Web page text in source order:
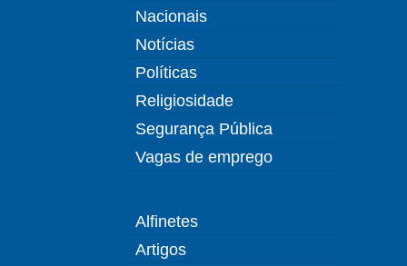
Nacionais
Notícias
Políticas
Religiosidade
Segurança Pública
Vagas de emprego
Alfinetes
Artigos